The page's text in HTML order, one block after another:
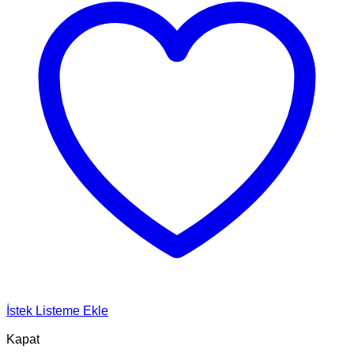
İstek Listeme Ekle
Kapat